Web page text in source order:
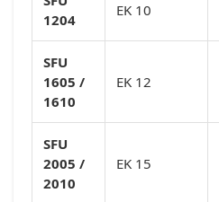
1204
EK 10
SFU
1605 /
1610
EK 12
SFU
2005 /
2010
EK 15